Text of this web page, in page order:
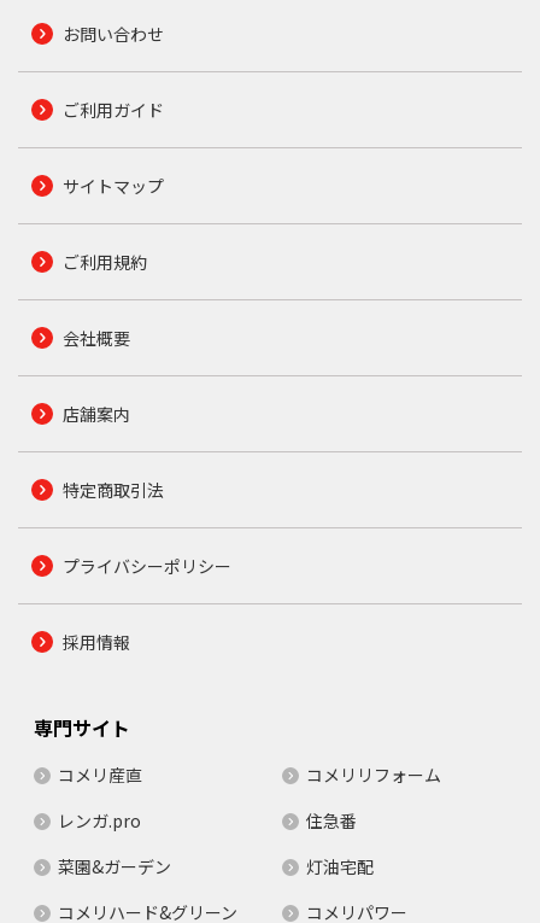
お問い合わせ
ご利用ガイド
サイトマップ
ご利用規約
会社概要
店舗案内
特定商取引法
プライバシーポリシー
採用情報
専門サイト
コメリ産直
コメリリフォーム
レンガ.pro
住急番
菜園&ガーデン
灯油宅配
コメリハード&グリーン
コメリパワー